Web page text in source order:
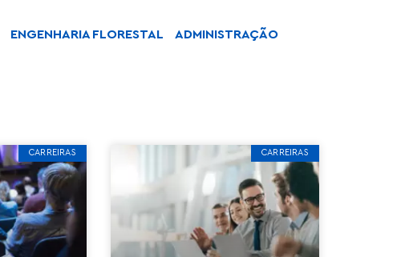
ENGENHARIA FLORESTAL
ADMINISTRAÇÃO
CARREIRAS CARREIRAS